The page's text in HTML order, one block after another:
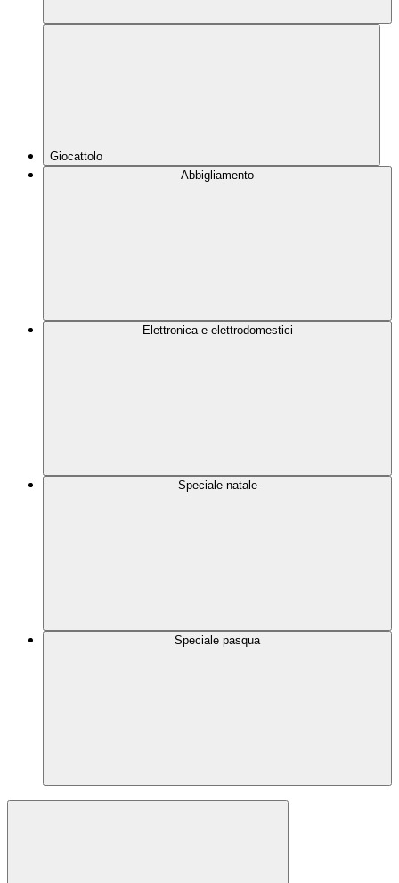
Giocattolo
Abbigliamento
Elettronica e elettrodomestici
Speciale natale
Speciale pasqua